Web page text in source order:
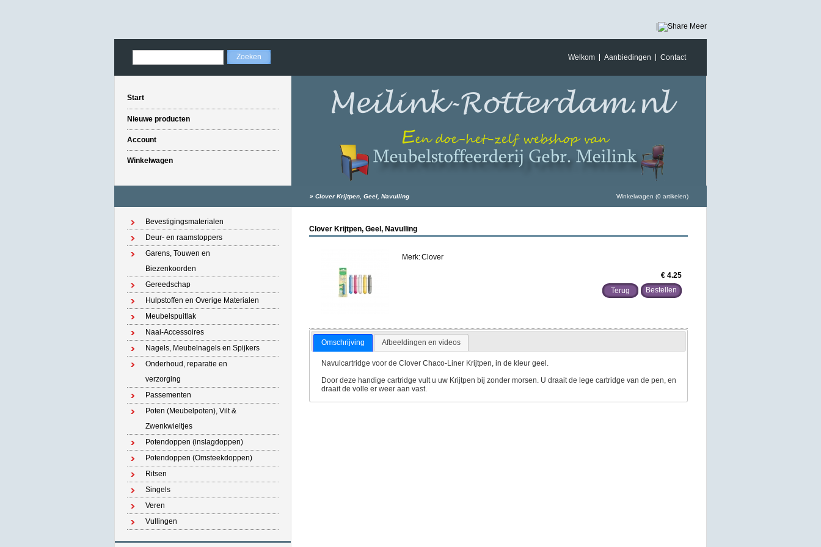
Meer
Welkom Aanbiedingen Contact
Start
Nieuwe producten
Account
Winkelwagen
» Clover Krijtpen, Geel, Navulling Winkelwagen (0 artikelen)
Bevestigingsmaterialen
Deur- en raamstoppers
Garens, Touwen en
Biezenkoorden
Gereedschap
Hulpstoffen en Overige Materialen
Meubelspuitlak
Naai-Accessoires
Nagels, Meubelnagels en Spijkers
Onderhoud, reparatie en
verzorging
Passementen
Poten (Meubelpoten), Vilt &
Zwenkwieltjes
Potendoppen (inslagdoppen)
Potendoppen (Omsteekdoppen)
Ritsen
Singels
Veren
Vullingen
Clover Krijtpen, Geel, Navulling
Merk:Clover
€ 4.25
Terug
Omschrijving Afbeeldingen en videos
Navulcartridge voor de Clover Chaco-Liner Krijtpen, in de kleur geel.
Door deze handige cartridge vult u uw Krijtpen bij zonder morsen. U draait de lege cartridge van de pen, en
draait de volle er weer aan vast.